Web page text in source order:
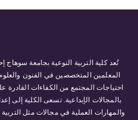
تُعد كلية التربية النوعية بجامعة
المعلمين المتخصصين في الفنون
احتياجات المجتمع من الكفاءات
بالمجالات الإبداعية. تسعى الكلية إلى
والمهارات العملية في مجالات مثل التربية